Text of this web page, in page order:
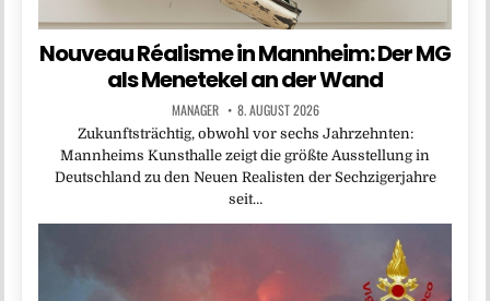
Nouveau Réalisme in Mannheim: Der MG
als Menetekel an der Wand
MANAGER 8. AUGUST 2026
Zukunftsträchtig, obwohl vor sechs Jahrzehnten:
Mannheims Kunsthalle zeigt die größte Ausstellung in
Deutschland zu den Neuen Realisten der Sechzigerjahre
seit…